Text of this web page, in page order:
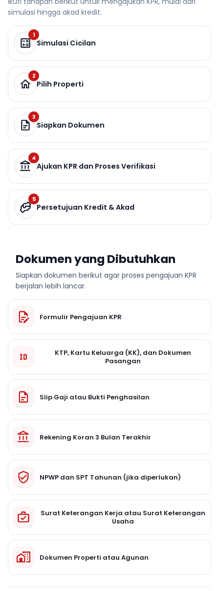
simulasi hingga akad kredit.
1
Simulasi Cicilan
2
Pilih Properti
3
Siapkan Dokumen
4
Ajukan KPR dan Proses Verifikasi
5
Persetujuan Kredit & Akad
Dokumen yang Dibutuhkan
Siapkan dokumen berikut agar proses pengajuan KPR
berjalan lebih lancar.
Formulir Pengajuan KPR
KTP, Kartu Keluarga (KK), dan Dokumen
Pasangan
Slip Gaji atau Bukti Penghasilan
Rekening Koran 3 Bulan Terakhir
NPWP dan SPT Tahunan (jika diperlukan)
Surat Keterangan Kerja atau Surat Keterangan
Usaha
Dokumen Properti atau Agunan